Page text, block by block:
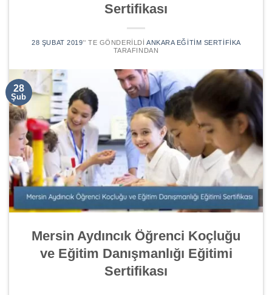
Sertifikası
28 ŞUBAT 2019’' TE GÖNDERILDI ANKARA EĞITIM SERTIFIKA
TARAFINDAN
28
Şub
Mersin Aydıncık Öğrenci Koçluğu
ve Eğitim Danışmanlığı Eğitimi
Sertifikası